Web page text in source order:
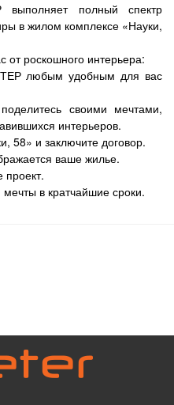
полный спектр
в жилом комплексе «Науки,
от роскошного интерьера:
любым удобным для вас
своими мечтами,
интерьеров.
58» и заключите договор.
ваше жилье.
проект.
в кратчайшие сроки.